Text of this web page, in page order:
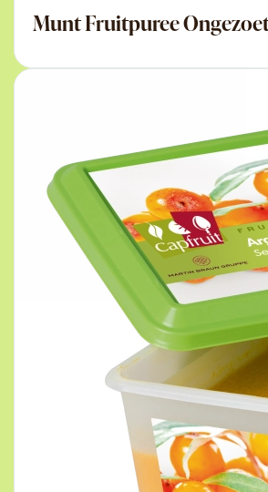
Munt Fruitpuree